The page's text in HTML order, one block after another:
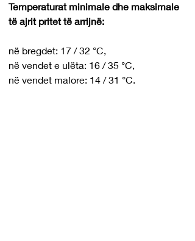
Temperaturat minimale dhe maksimale
të ajrit pritet të arrijnë:
në bregdet: 17 / 32 °C,
në vendet e ulëta: 16 / 35 °C,
në vendet malore: 14 / 31 °C.